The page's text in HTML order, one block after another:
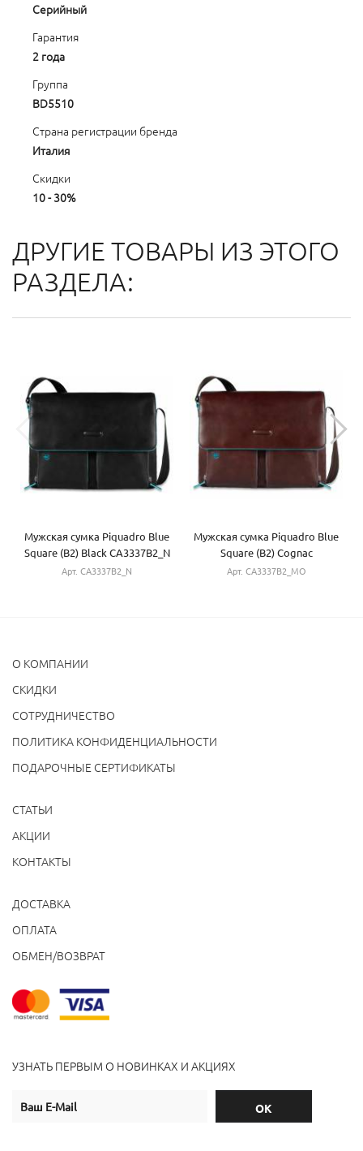
Серийный
Гарантия
2 года
Группа
BD5510
Страна регистрации бренда
Италия
Скидки
10 - 30%
ДРУГИЕ ТОВАРЫ ИЗ ЭТОГО
РАЗДЕЛА:
Мужская сумка Piquadro Blue
Square (B2) Black CA3337B2_N
Арт. CA3337B2_N
Мужская сумка Piquadro Blue
Square (B2) Cognac
CA3337B2_MO
Арт. CA3337B2_MO
О КОМПАНИИ
CКИДКИ
СОТРУДНИЧЕСТВО
ПОЛИТИКА КОНФИДЕНЦИАЛЬНОСТИ
ПОДАРОЧНЫЕ СЕРТИФИКАТЫ
СТАТЬИ
АКЦИИ
КОНТАКТЫ
ДОСТАВКА
ОПЛАТА
ОБМЕН/ВОЗВРАТ
УЗНАТЬ ПЕРВЫМ О НОВИНКАХ И АКЦИЯХ